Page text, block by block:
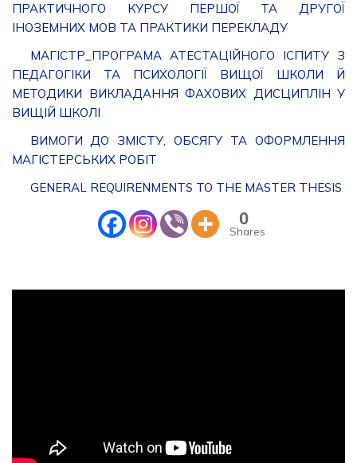
ПРАКТИЧНОГО КУРСУ ПЕРШОЇ ТА ДРУГОЇ
ІНОЗЕМНИХ МОВ ТА ПРАКТИКИ ПЕРЕКЛАДУ
МАГІСТР_ПРОГРАМА АТЕСТАЦІЙНОГО ІСПИТУ З
ПЕДАГОГІКИ ТА ПСИХОЛОГІЇ ВИЩОЇ ШКОЛИ Й
МЕТОДИКИ ВИКЛАДАННЯ ФАХОВИХ ДИСЦИПЛІН У
ВИЩІЙ ШКОЛІ
ВИМОГИ ДО ЗМІСТУ, ОБСЯГУ ТА ОФОРМЛЕННЯ
МАГІСТЕРСЬКИХ РОБІТ
GENERAL REQUIRENMENTS TO THE MASTER THESIS
0
Shares